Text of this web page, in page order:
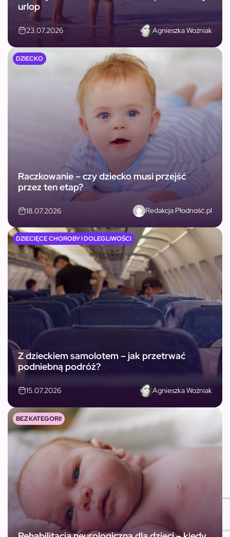
urlop
23.07.2026 Agnieszka Woźniak
Raczkowanie – czy dziecko musi przejść
przez ten etap?
18.07.2026 Redakcja Płodność.pl
DZIECKO
Z dzieckiem samolotem – jak przetrwać
podniebną podróż?
15.07.2026 Agnieszka Woźniak
DZIECIĘCE CHOROBY I DOLEGLIWOŚCI
BEZ KATEGORII